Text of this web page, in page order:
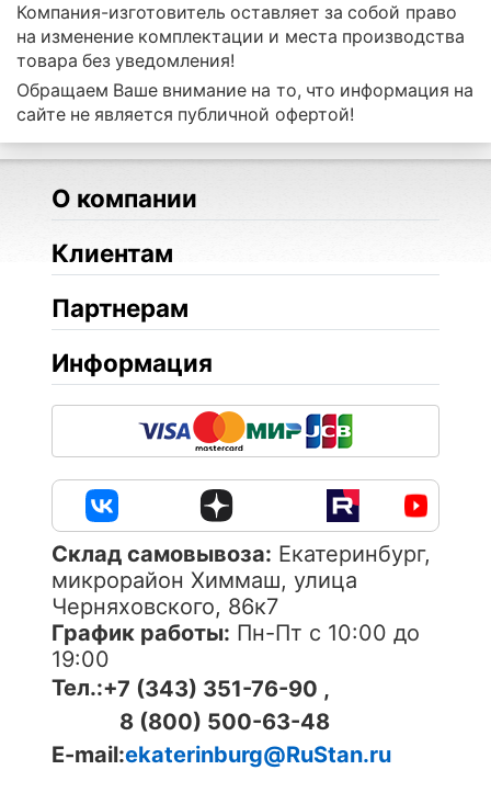
Компания-изготовитель оставляет за собой право
на изменение комплектации и места производства
товара без уведомления!
Обращаем Ваше внимание на то, что информация на
сайте не является публичной офертой!
О компании
Клиентам
Партнерам
Информация
Cклад самовывоза: Екатеринбург,
микрорайон Химмаш, улица
Черняховского, 86к7
График работы: Пн-Пт с 10:00 до
19:00
Тел.:+7 (343) 351-76-90 ,
8 (800) 500-63-48
E-mail:ekaterinburg@RuStan.ru